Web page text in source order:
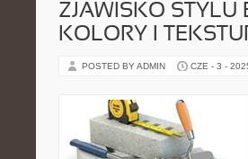
ZJAWISKO STYLU
KOLORY I
POSTED BY ADMIN CZE - 3 -